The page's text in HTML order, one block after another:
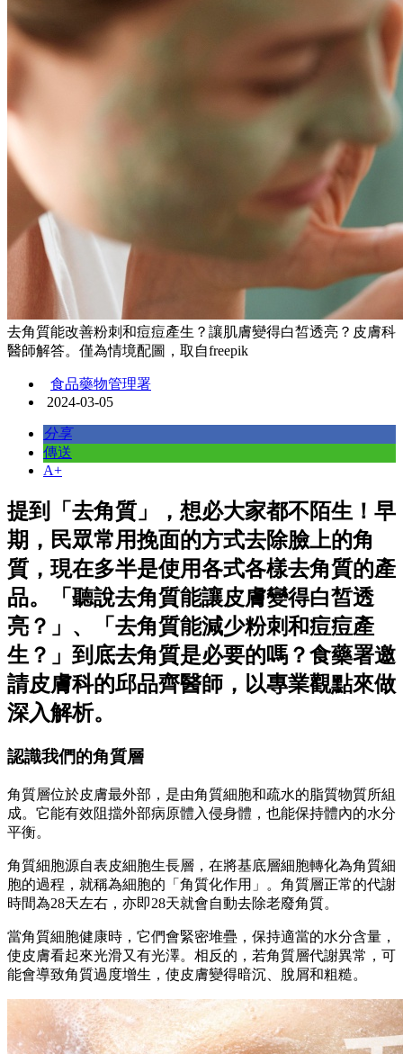
去角質能改善粉刺和痘痘產生？讓肌膚變得白皙透亮？皮膚科
醫師解答。僅為情境配圖，取自freepik
食品藥物管理署
2024-03-05
分享
傳送
A+
提到「去角質」，想必大家都不陌生！早
期，民眾常用挽面的方式去除臉上的角
質，現在多半是使用各式各樣去角質的產
品。「聽說去角質能讓皮膚變得白皙透
亮？」、「去角質能減少粉刺和痘痘產
生？」到底去角質是必要的嗎？食藥署邀
請皮膚科的邱品齊醫師，以專業觀點來做
深入解析。
認識我們的角質層
角質層位於皮膚最外部，是由角質細胞和疏水的脂質物質所組
成。它能有效阻擋外部病原體入侵身體，也能保持體內的水分
平衡。
角質細胞源自表皮細胞生長層，在將基底層細胞轉化為角質細
胞的過程，就稱為細胞的「角質化作用」。角質層正常的代謝
時間為28天左右，亦即28天就會自動去除老廢角質。
當角質細胞健康時，它們會緊密堆疊，保持適當的水分含量，
使皮膚看起來光滑又有光澤。相反的，若角質層代謝異常，可
能會導致角質過度增生，使皮膚變得暗沉、脫屑和粗糙。